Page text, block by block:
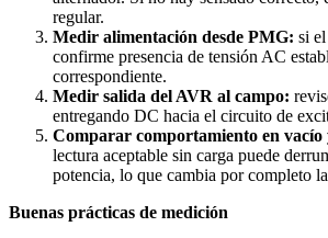
regular.
Medir alimentación desde PMG: si
confirme presencia de tensión AC
correspondiente.
Medir salida del AVR al campo:
entregando DC hacia el circuito de
Comparar comportamiento en vacío
lectura aceptable sin carga puede
potencia, lo que cambia por completo
Buenas prácticas de medición